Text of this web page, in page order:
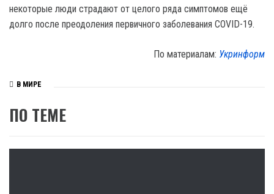
некоторые люди страдают от целого ряда симптомов ещё
долго после преодоления первичного заболевания COVID-19.
По материалам: Укринформ
В МИРЕ
ПО ТЕМЕ